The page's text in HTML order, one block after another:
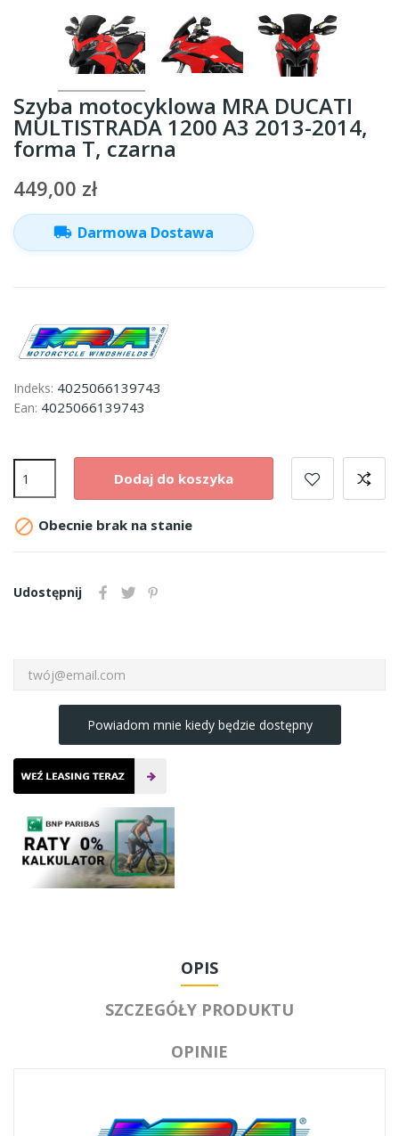
Szyba motocyklowa MRA DUCATI
MULTISTRADA 1200 A3 2013-2014,
forma T, czarna
449,00 zł
local_shipping Darmowa Dostawa
Indeks: 4025066139743
Ean: 4025066139743
Dodaj do koszyka
 Obecnie brak na stanie
Udostępnij
Powiadom mnie kiedy będzie dostępny
OPIS
SZCZEGÓŁY PRODUKTU
OPINIE